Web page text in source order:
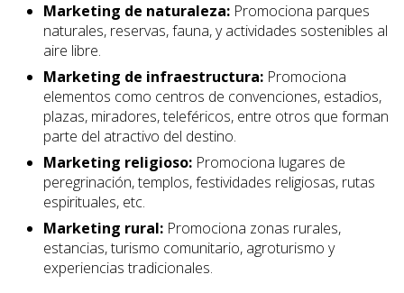
Marketing de naturaleza: Promociona parques
naturales, reservas, fauna, y actividades sostenibles al
aire libre.
Marketing de infraestructura: Promociona
elementos como centros de convenciones, estadios,
plazas, miradores, teleféricos, entre otros que forman
parte del atractivo del destino.
Marketing religioso: Promociona lugares de
peregrinación, templos, festividades religiosas, rutas
espirituales, etc.
Marketing rural: Promociona zonas rurales,
estancias, turismo comunitario, agroturismo y
experiencias tradicionales.